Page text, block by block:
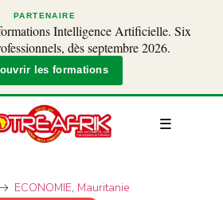
PARTENAIRE
Intelligence Artificielle. Six
dès septembre 2026.
les formations
ECONOMIE, Mauritanie